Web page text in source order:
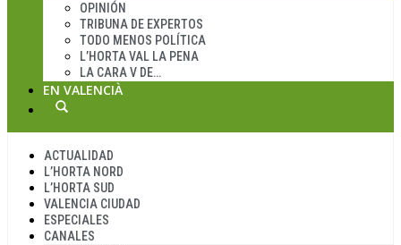
OPINIÓN
TRIBUNA DE EXPERTOS
TODO MENOS POLÍTICA
L’HORTA VAL LA PENA
LA CARA V DE…
EN VALENCIÀ
ACTUALIDAD
L’HORTA NORD
L’HORTA SUD
VALENCIA CIUDAD
ESPECIALES
CANALES